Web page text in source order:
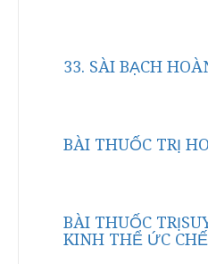
33. SÀI BẠCH
BÀI THUỐC TRỊ
BÀI THUỐC
KINH THỂ ỨC